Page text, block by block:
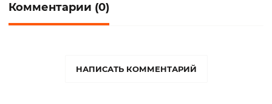
Комментарии (0)
НАПИСАТЬ КОММЕНТАРИЙ